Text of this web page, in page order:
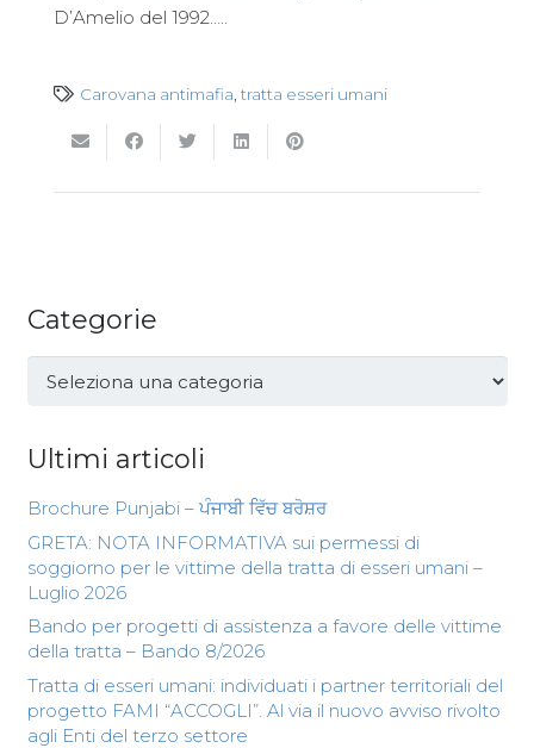
D’Amelio del 1992…..
Carovana antimafia,tratta esseri umani
Categorie
Categorie
Ultimi articoli
Brochure Punjabi – ਪੰਜਾਬੀ ਵਿੱਚ ਬਰੋਸ਼ਰ
GRETA: NOTA INFORMATIVA sui permessi di
soggiorno per le vittime della tratta di esseri umani –
Luglio 2026
Bando per progetti di assistenza a favore delle vittime
della tratta – Bando 8/2026
Tratta di esseri umani: individuati i partner territoriali del
progetto FAMI “ACCOGLI”. Al via il nuovo avviso rivolto
agli Enti del terzo settore